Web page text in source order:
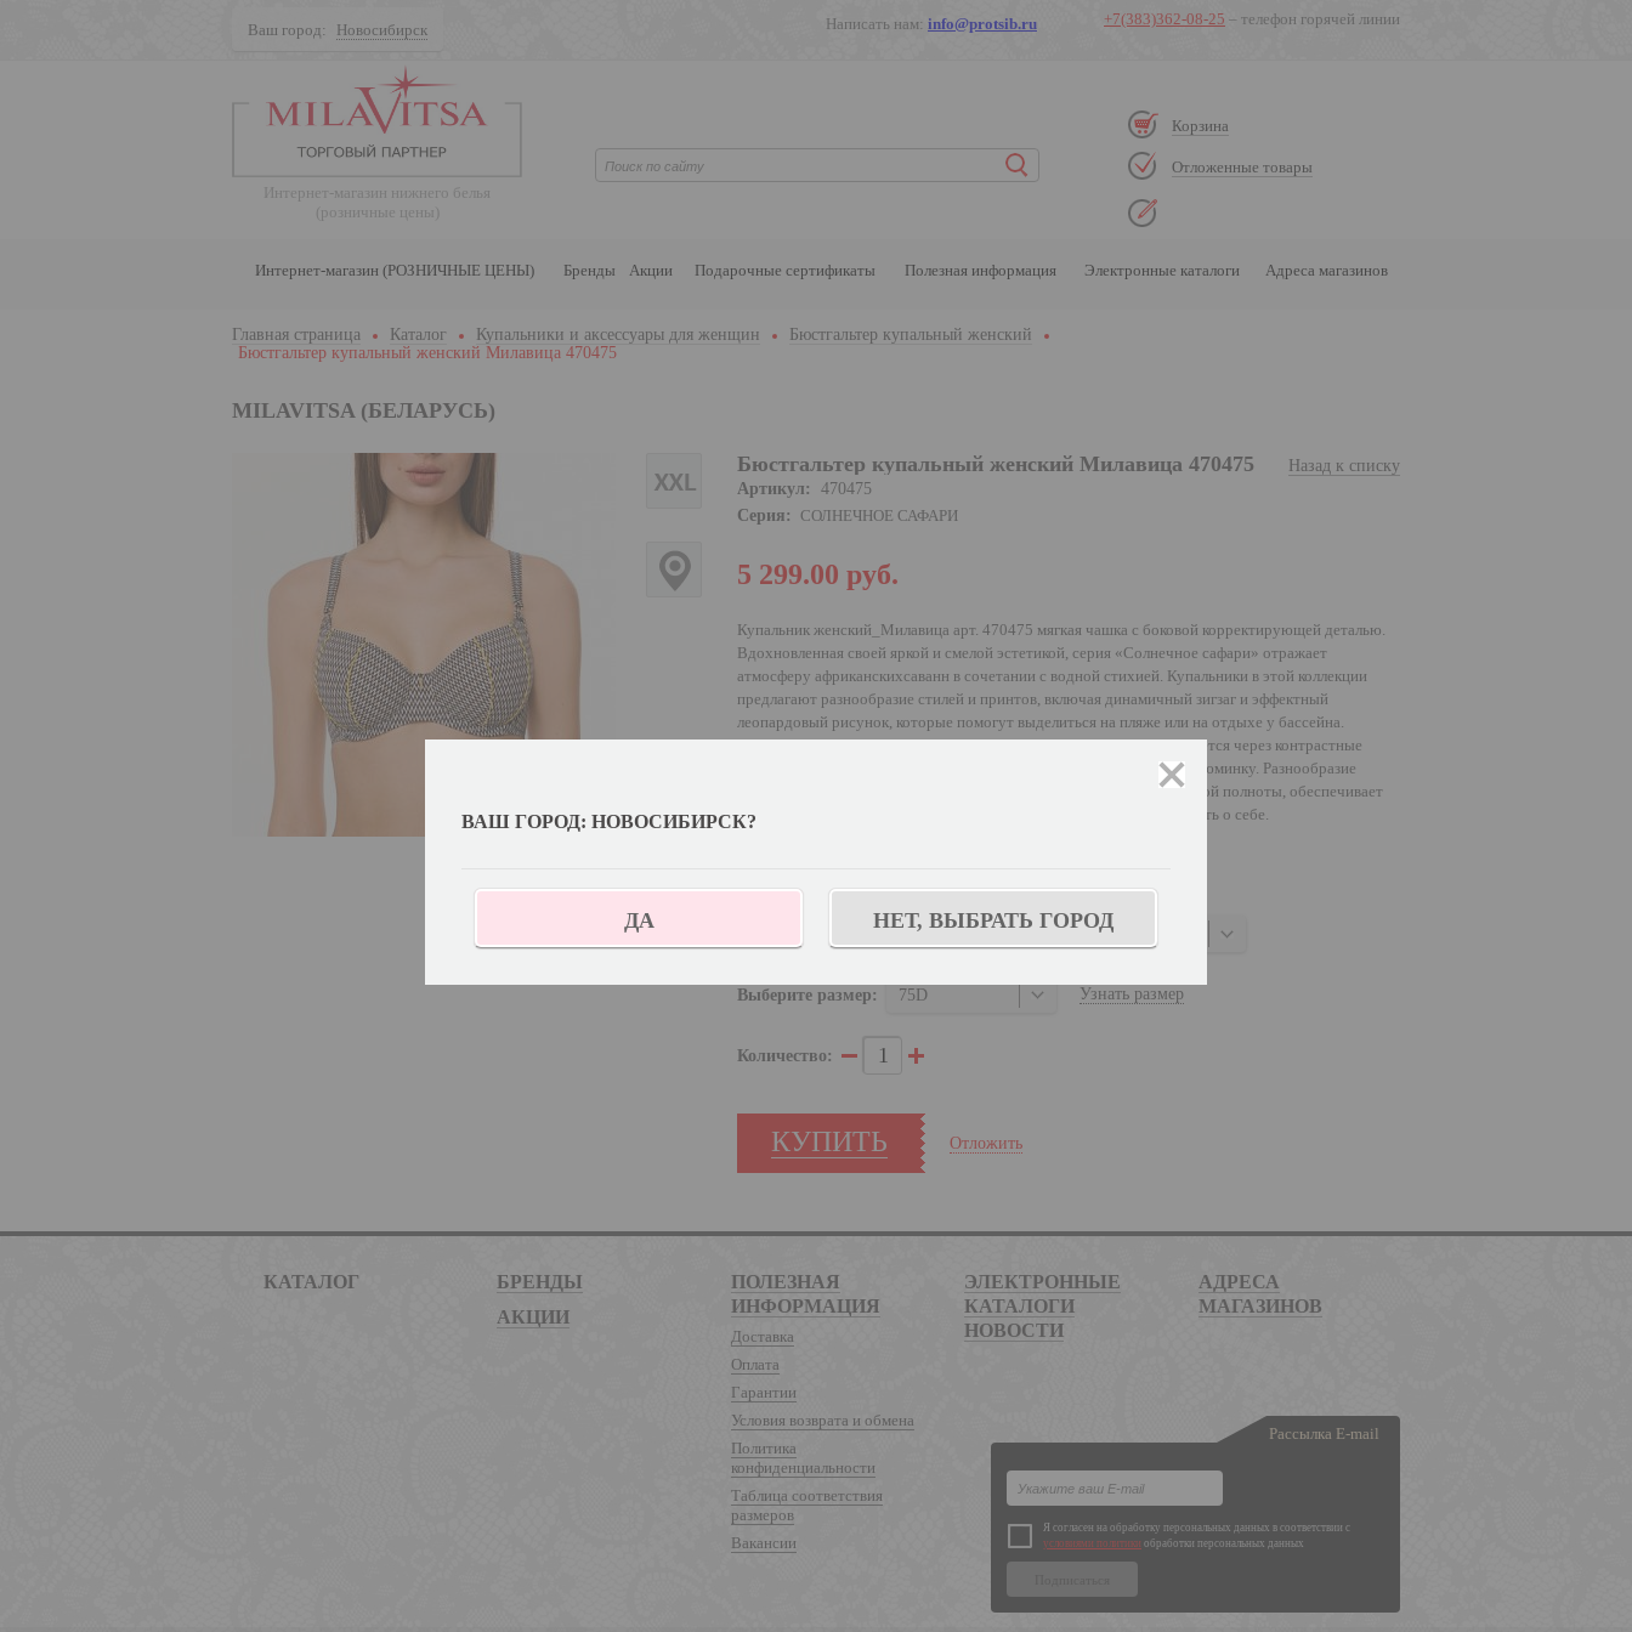
+7(383)362-08-25 – телефон горячей линии
Написать нам: info@protsib.ru
Ваш город: Новосибирск
Корзина
Отложенные товары
Интернет-магазин нижнего белья
(розничные цены)
Интернет-магазин (РОЗНИЧНЫЕ ЦЕНЫ) Бренды Акции Подарочные сертификаты Полезная информация Электронные каталоги Адреса магазинов
Главная страница Каталог Купальники и аксессуары для женщин
Бюстгальтер купальный женский
Бюстгальтер купальный женский Милавица 470475
MILAVITSA (БЕЛАРУСЬ)
Назад к списку
Бюстгальтер купальный женский Милавица 470475
Артикул:
470475
Серия: СОЛНЕЧНОЕ САФАРИ
5 299.00 руб.
Купальник женский_Милавица арт. 470475 мягкая чашка с боковой корректирующей деталью.
Вдохновленная своей яркой и смелой эстетикой, серия «Солнечное сафари» отражает
атмосферу африканскихсаванн в сочетании с водной стихией. Купальники в этой коллекции
предлагают разнообразие стилей и принтов, включая динамичный зигзаг и эффектный
леопардовый рисунок, которые помогут выделиться на пляже или на отдыхе у бассейна.
Гармоничный и стильный образ с вниманием к деталям подчеркивается через контрастные
канты и цветные подкладки на чашках и трусиках, что добавляет изюминку. Разнообразие
моделей, в том числе модель чашкитрансформер для малой и большой полноты, обеспечивает
комфорт и поддержку и идеально подходит для тех, кто хочет заявить о себе.
Выберите дополнительный цвет: Черный набивной
Выберите размер: 75D Узнать размер
Количество:
КУПИТЬ Отложить
КАТАЛОГ
БРЕНДЫ
АКЦИИ
ПОЛЕЗНАЯ
ИНФОРМАЦИЯ
Доставка
Оплата
Гарантии
Условия возврата и обмена
Политика
конфиденциальности
Таблица соответствия
размеров
Вакансии
ЭЛЕКТРОННЫЕ
КАТАЛОГИ
АДРЕСА
МАГАЗИНОВ
НОВОСТИ
Рассылка E-mail
Я согласен на обработку персональных данных в соответствии с
условиями политики обработки персональных данных
ВАШ ГОРОД: НОВОСИБИРСК?
закрыть
ДА НЕТ, ВЫБРАТЬ ГОРОД